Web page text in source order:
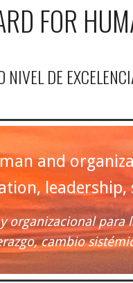
FOR
NIVEL DE
and
leadership,
organizacional
cambio